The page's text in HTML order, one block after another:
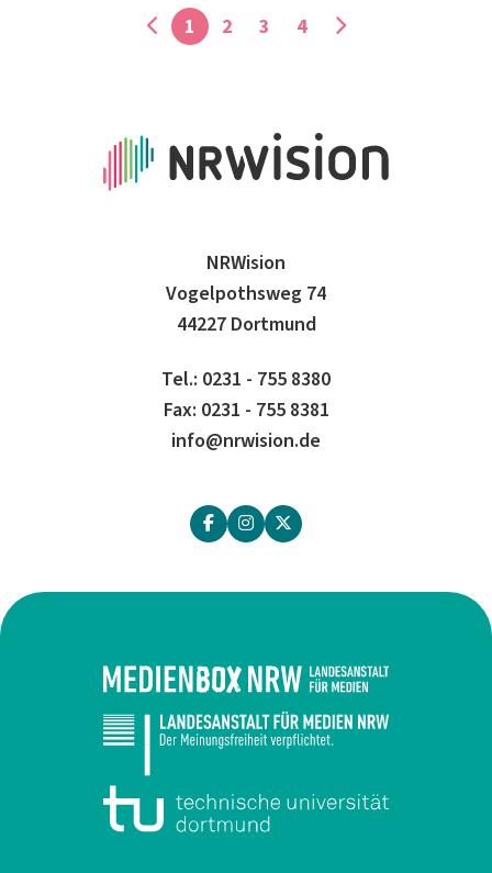
1 2 3 4
NRWision
Vogelpothsweg 74
44227 Dortmund
Tel.: 0231 - 755 8380
Fax: 0231 - 755 8381
info@nrwision.de